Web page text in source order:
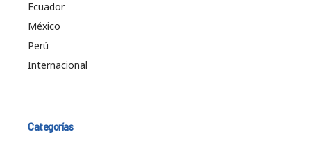
Ecuador
México
Perú
Internacional
Categorías